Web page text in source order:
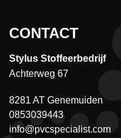
CONTACT
Stylus Stoffeerbedrijf
Achterweg 67
8281 AT Genemuiden
0853039443
info@pvcspecialist.com